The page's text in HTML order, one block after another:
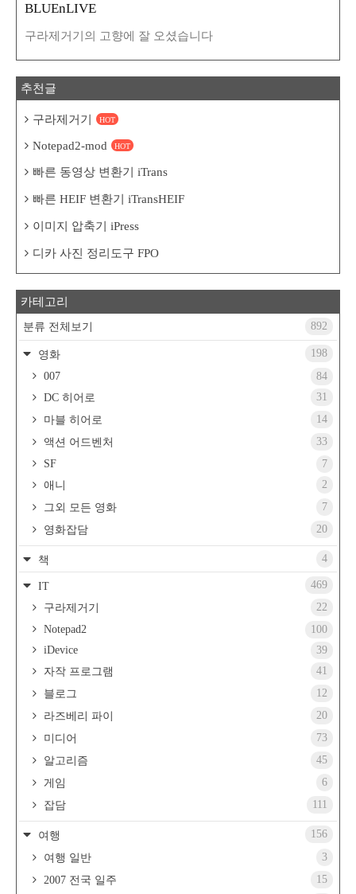
BLUEnLIVE
구라제거기의 고향에 잘 오셨습니다
추천글
구라제거기 HOT
Notepad2-mod HOT
빠른 동영상 변환기 iTrans
빠른 HEIF 변환기 iTransHEIF
이미지 압축기 iPress
디카 사진 정리도구 FPO
카테고리
분류 전체보기 892
영화
198
007
84
DC 히어로
31
마블 히어로
14
액션 어드벤처
33
SF
7
애니
2
그외 모든 영화
7
영화잡담
20
책 4
IT
469
구라제거기
22
Notepad2
100
iDevice
39
자작 프로그램
41
블로그
12
라즈베리 파이
20
미디어
73
알고리즘
45
게임
6
잡담
111
여행
156
여행 일반
3
2007 전국 일주
15